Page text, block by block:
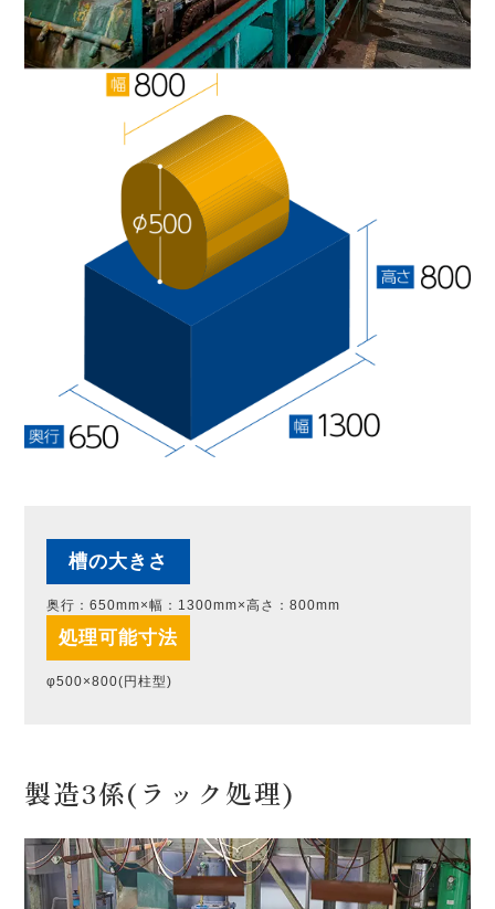
槽の大きさ
奥行：650mm×幅：1300mm×高さ：800mm
処理可能寸法
φ500×800(円柱型)
製造3係(ラック処理)